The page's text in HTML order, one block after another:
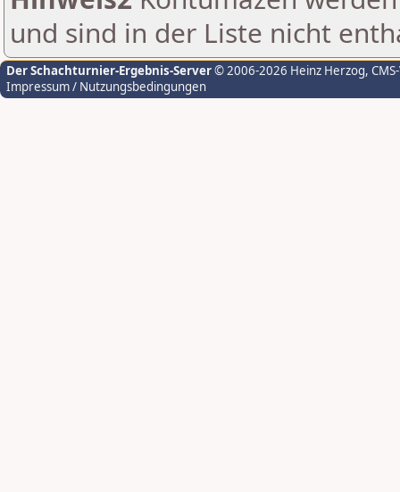
und sind in der Liste nicht
Der Schachturnier-Ergebnis-Server© 2006-2026 Heinz Herzog,
Impressum / Nutzungsbedingungen